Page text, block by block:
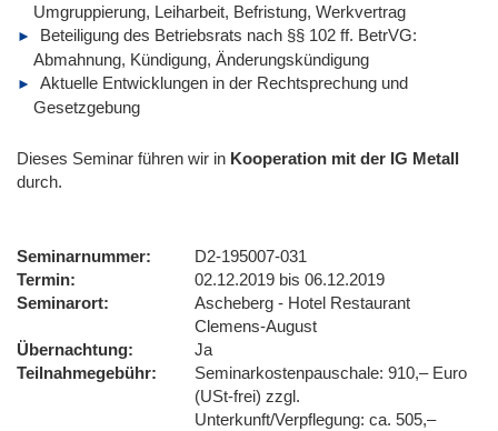
Umgruppierung, Leiharbeit, Befristung, Werkvertrag
Beteiligung des Betriebsrats nach §§ 102 ff. BetrVG:
Abmahnung, Kündigung, Änderungskündigung
Aktuelle Entwicklungen in der Rechtsprechung und
Gesetzgebung
Dieses Seminar führen wir in Kooperation mit der IG Metall
durch.
Seminarnummer
D2-195007-031
Termin
02.12.2019 bis 06.12.2019
Seminarort
Ascheberg - Hotel Restaurant
Clemens-August
Übernachtung
Ja
Teilnahmegebühr
Seminarkostenpauschale: 910,– Euro
(USt-frei) zzgl.
Unterkunft/Verpflegung: ca. 505,–